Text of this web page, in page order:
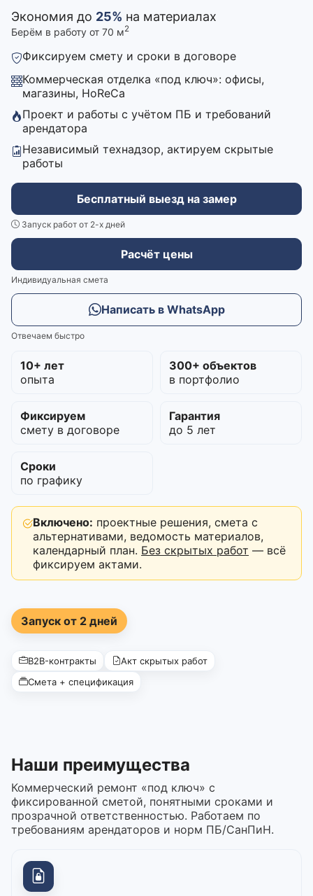
Экономия до 25% на материалах
Берём в работу от 70 м2
Фиксируем смету и сроки в договоре
Коммерческая отделка «под ключ»: офисы,
магазины, HoReCa
Проект и работы с учётом ПБ и требований
арендатора
Независимый технадзор, актируем скрытые
работы
Бесплатный выезд на замер
Запуск работ от 2-х дней
Расчёт цены
Индивидуальная смета
Написать в WhatsApp
Отвечаем быстро
10+ лет
опыта
300+ объектов
в портфолио
Фиксируем
смету в договоре
Гарантия
до 5 лет
Сроки
по графику
Включено: проектные решения, смета с
альтернативами, ведомость материалов,
календарный план. Без скрытых работ — всё
фиксируем актами.
Запуск от 2 дней
B2B-контракты
Акт скрытых работ
Смета + спецификация
Наши преимущества
Коммерческий ремонт «под ключ» с
фиксированной сметой, понятными сроками и
прозрачной ответственностью. Работаем по
требованиям арендаторов и норм ПБ/СанПиН.